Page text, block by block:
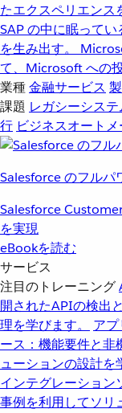
たエクスペリエンス
SAP の中に眠って
を生み出す。
て、Microsoft への
業種金融サービス
課題 レガシーシス
行 ビジネスオート
Salesforce のフルパ
Salesforce
を実現
eBookを読む
サービス
注目のトレーニング
開されたAPIの検出
理を学びます。
ア
ース：機能要件と非
ューションの設計を
インテグレーション
事例を利用してソリ